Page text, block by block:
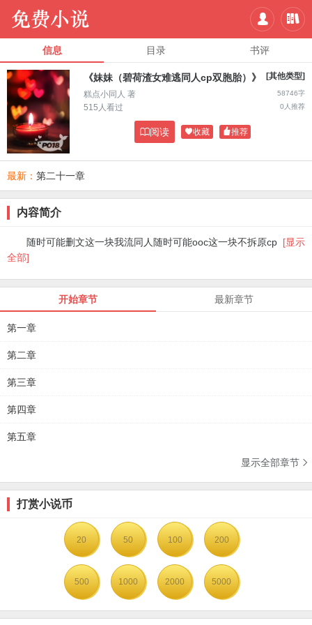
 
信息 目录 书评
[其他类型]
《妹妹（碧荷渣女难逃同人cp双胞胎）》
58746字
糕点小同人 著
0人推荐
515人看过
阅读 收藏 推荐
最新： 第二十一章
内容简介
随时可能删文这一块我流同人随时可能ooc这一块不拆原cp [显示
全部]
开始章节 最新章节
第一章
第二章
第三章
第四章
第五章
显示全部章节
打赏小说币
20 50 100 200
500 1000 2000 5000